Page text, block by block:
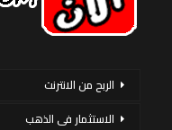
الربح من الانترنت
الاستثمار فى الذهب